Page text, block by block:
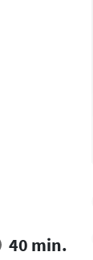
40 min.